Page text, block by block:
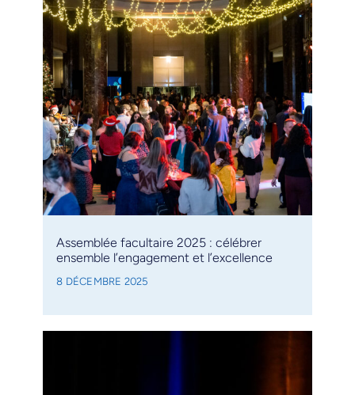
Assemblée facultaire 2025 : célébrer
ensemble l’engagement et l’excellence
8 DÉCEMBRE 2025